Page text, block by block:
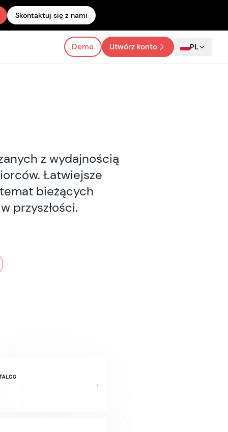
Skontaktuj się z nami
Demo Utwórz konto PL
z wydajnością
Łatwiejsze
bieżących
przyszłości.